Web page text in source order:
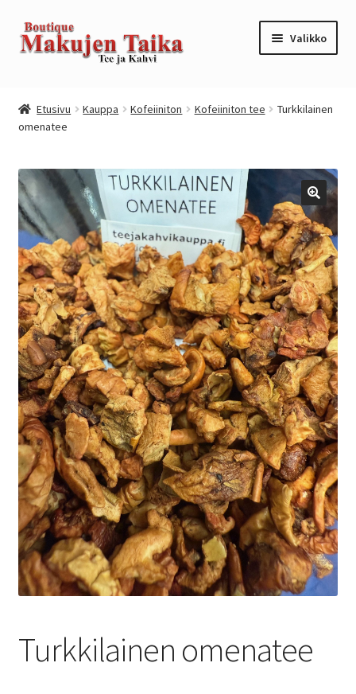
Siirry
navigointiin
Siirry
sisältöön
Valikko
Kanta-asiakkuusohjelma / loyalty program
Kassa
Kauppa
Oma tili
Ostoskori
Tilaus- ja sopimusehdot
Yrityksille
Etusivu Kauppa Kofeiiniton Kofeiiniton tee
Turkkilainen
omenatee
Turkkilainen omenatee